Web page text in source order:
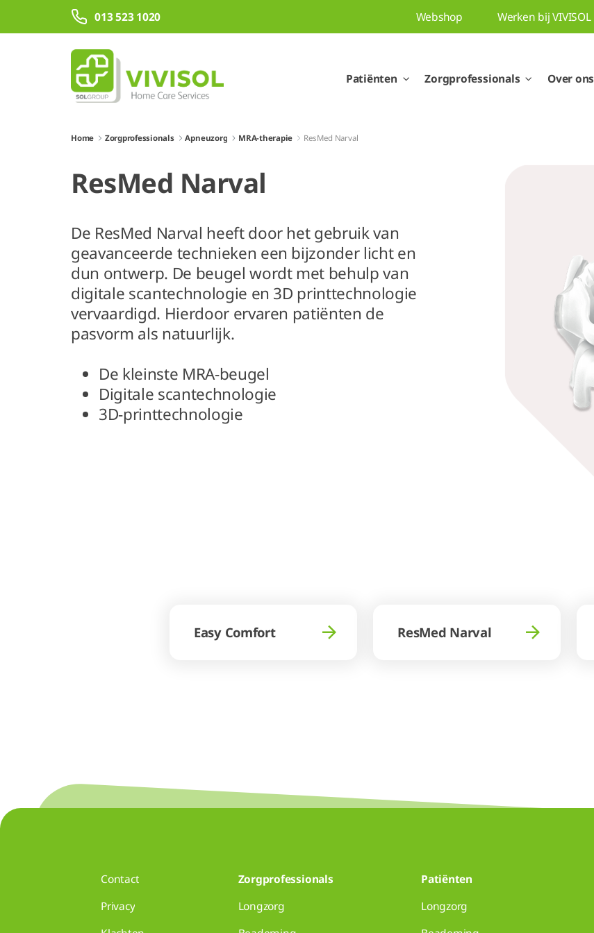
Overslaan en naar hoofdinhoud gaan
013 523 1020 Webshop Werken bij VIVISOL
Patiënten Zorgprofessionals Over ons
Home Zorgprofessionals Apneuzorg MRA-therapie ResMed Narval
ResMed Narval
De ResMed Narval heeft door het gebruik van
geavanceerde technieken een bijzonder licht en
dun ontwerp. De beugel wordt met behulp van
digitale scantechnologie en 3D printtechnologie
vervaardigd. Hierdoor ervaren patiënten de
pasvorm als natuurlijk.
De kleinste MRA-beugel
Digitale scantechnologie
3D-printtechnologie
Easy Comfort ResMed Narval
Contact
Privacy
Zorgprofessionals
Longzorg
Patiënten
Longzorg